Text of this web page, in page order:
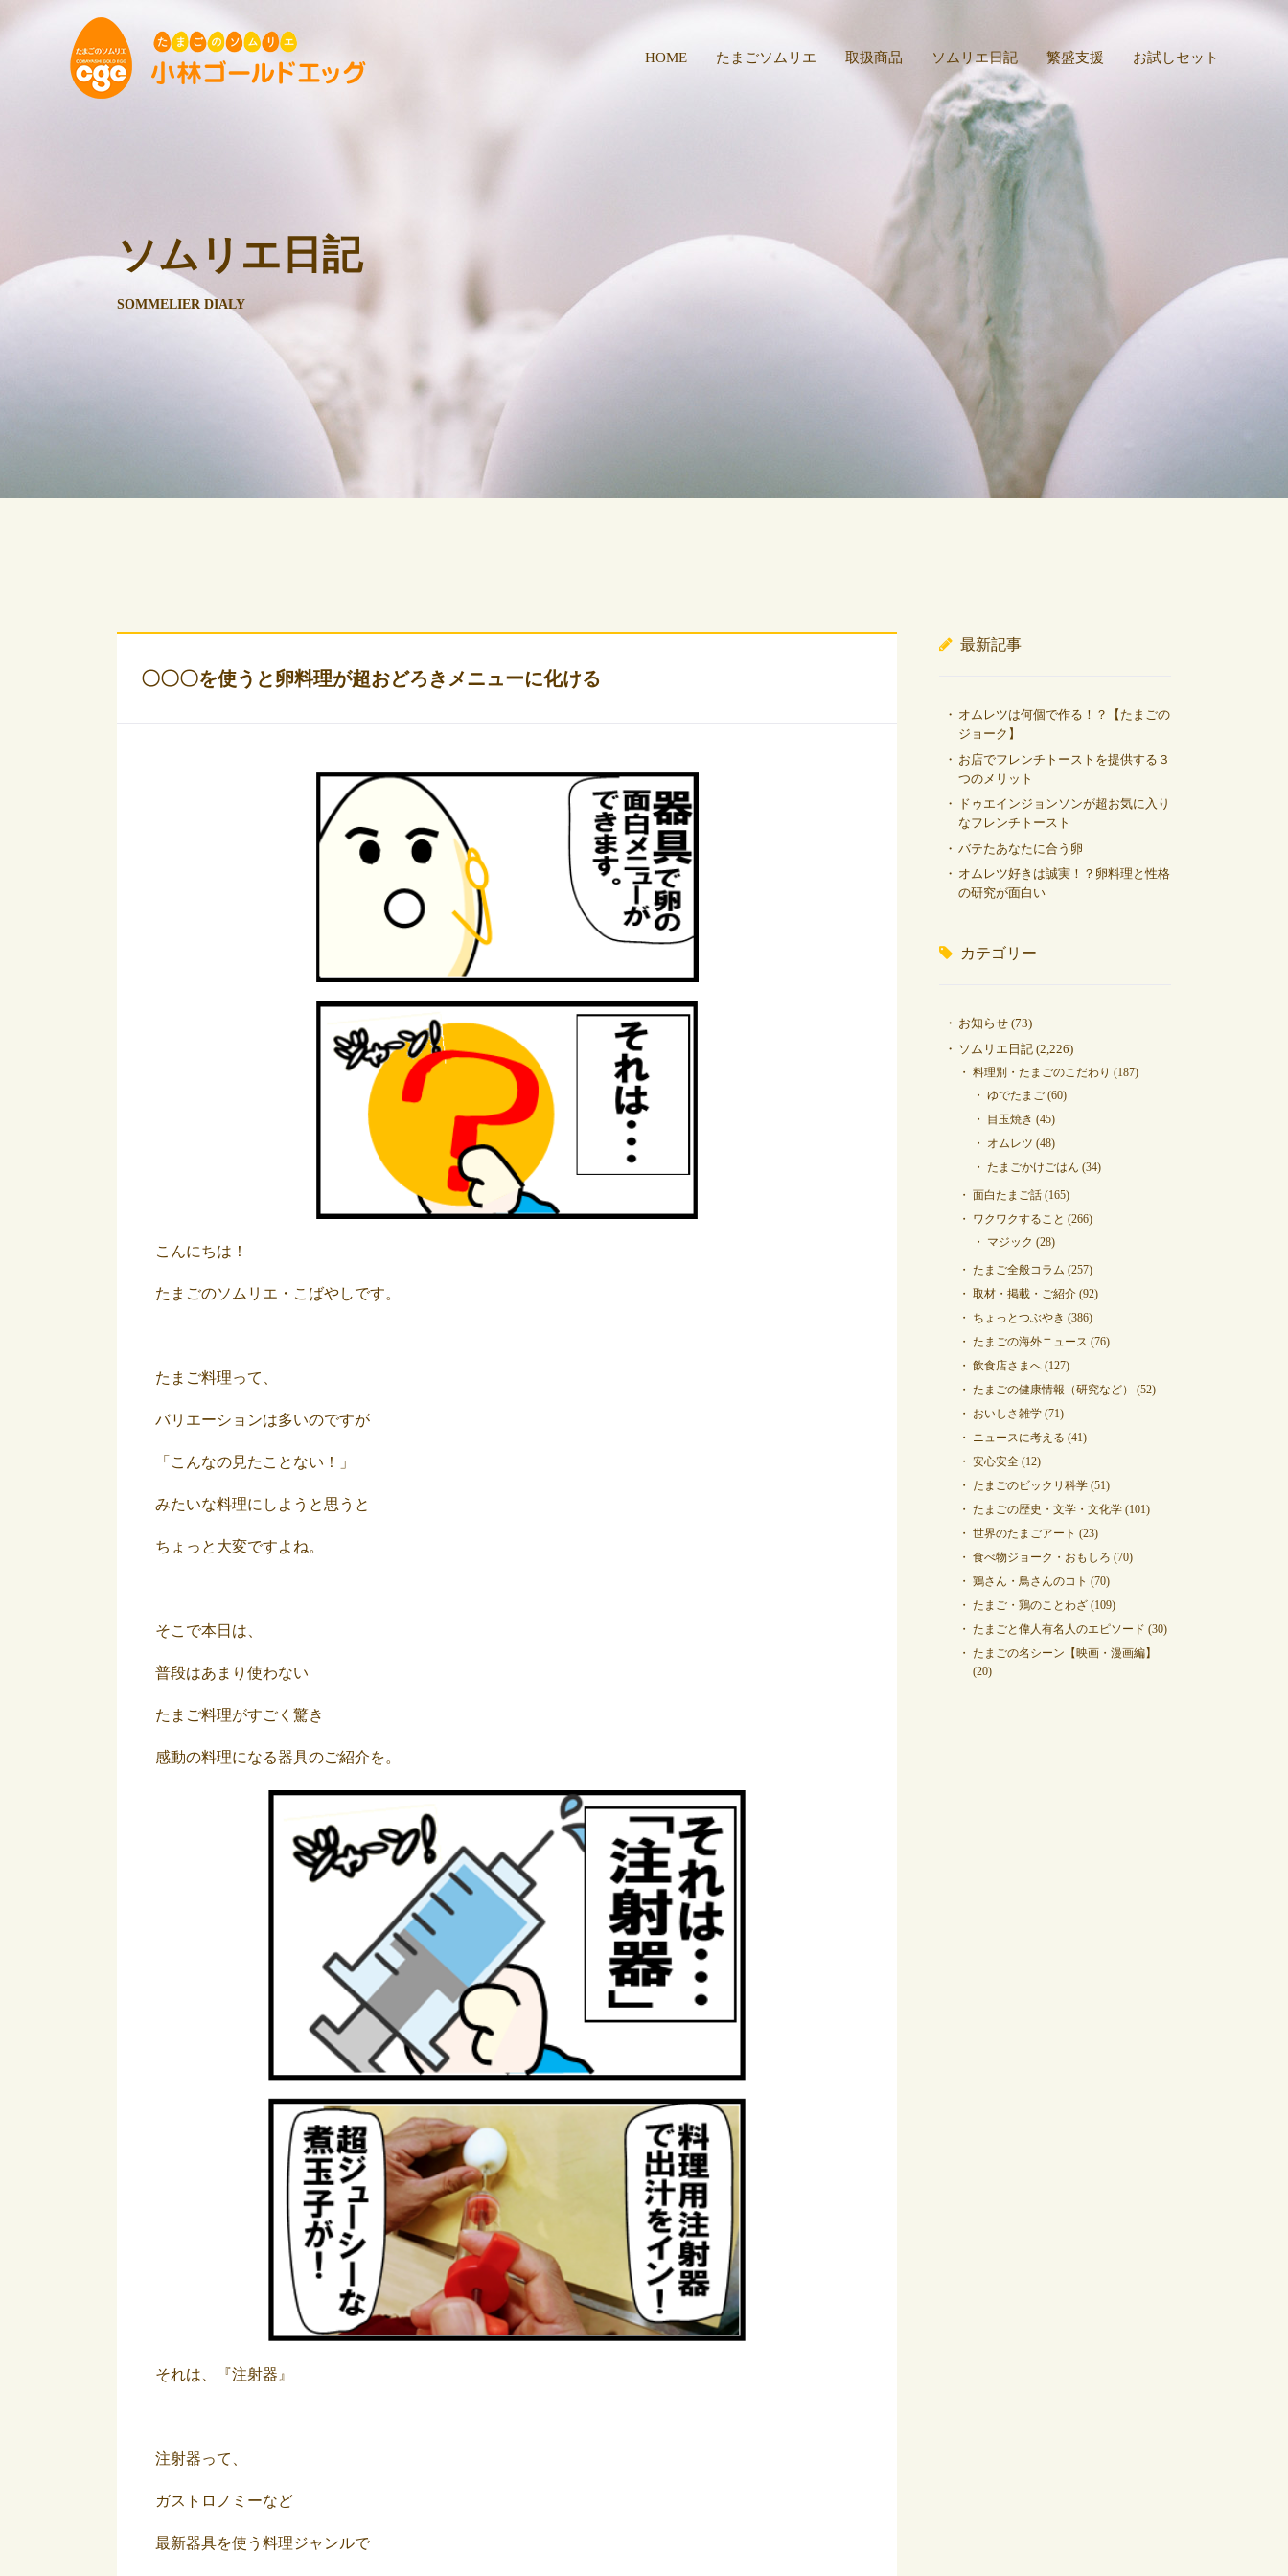
HOME たまごソムリエ 取扱商品 ソムリエ日記 繁盛支援 お試しセット
ソムリエ日記
SOMMELIER DIALY
〇〇〇を使うと卵料理が超おどろきメニューに化ける
こんにちは！
たまごのソムリエ・こばやしです。
たまご料理って、
バリエーションは多いのですが
「こんなの見たことない！」
みたいな料理にしようと思うと
ちょっと大変ですよね。
そこで本日は、
普段はあまり使わない
たまご料理がすごく驚き
感動の料理になる器具のご紹介を。
それは、『注射器』
注射器って、
ガストロノミーなど
最新器具を使う料理ジャンルで
最新記事
オムレツは何個で作る！？【たまごの
ジョーク】
お店でフレンチトーストを提供する３
つのメリット
ドゥエインジョンソンが超お気に入り
なフレンチトースト
バテたあなたに合う卵
オムレツ好きは誠実！？卵料理と性格
の研究が面白い
カテゴリー
お知らせ (73)
ソムリエ日記 (2,226)
料理別・たまごのこだわり (187)
ゆでたまご (60)
目玉焼き (45)
オムレツ (48)
たまごかけごはん (34)
面白たまご話 (165)
ワクワクすること (266)
マジック (28)
たまご全般コラム (257)
取材・掲載・ご紹介 (92)
ちょっとつぶやき (386)
たまごの海外ニュース (76)
飲食店さまへ (127)
たまごの健康情報（研究など）
(52)
おいしさ雑学 (71)
ニュースに考える (41)
安心安全 (12)
たまごのビックリ科学 (51)
たまごの歴史・文学・文化学 (101)
世界のたまごアート (23)
食べ物ジョーク・おもしろ (70)
鶏さん・鳥さんのコト (70)
たまご・鶏のことわざ (109)
たまごと偉人有名人のエピソード (30)
たまごの名シーン【映画・漫画編】
(20)